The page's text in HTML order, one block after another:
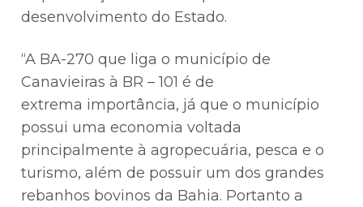
desenvolvimento do Estado.
“A BA-270 que liga o município de
Canavieiras à BR – 101 é de
extrema importância, já que o município
possui uma economia voltada
principalmente à agropecuária, pesca e o
turismo, além de possuir um dos grandes
rebanhos bovinos da Bahia. Portanto a